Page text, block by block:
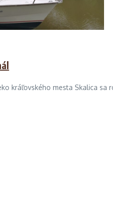
kráľovského mesta Skalica